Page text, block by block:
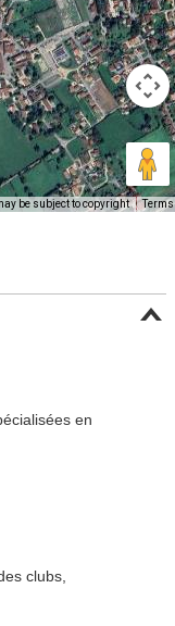
be subject to copyright Terms
en
clubs,